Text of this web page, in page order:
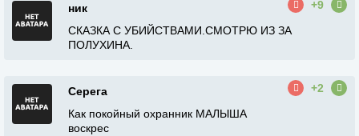
ник
+9
СКАЗКА С УБИЙСТВАМИ.СМОТРЮ ИЗ ЗА
ПОЛУХИНА.
Серега
+2
Как покойный охранник МАЛЫША
воскрес